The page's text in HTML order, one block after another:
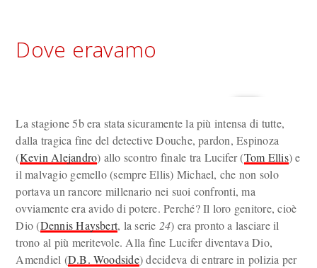
Dove eravamo
La stagione 5b era stata sicuramente la più intensa di tutte,
dalla tragica fine del detective Douche, pardon, Espinoza
(Kevin Alejandro) allo scontro finale tra Lucifer (Tom Ellis) e
il malvagio gemello (sempre Ellis) Michael, che non solo
portava un rancore millenario nei suoi confronti, ma
ovviamente era avido di potere. Perché? Il loro genitore, cioè
Dio (Dennis Haysbert, la serie 24) era pronto a lasciare il
trono al più meritevole. Alla fine Lucifer diventava Dio,
Amendiel (D.B. Woodside) decideva di entrare in polizia per